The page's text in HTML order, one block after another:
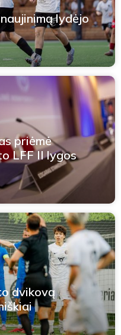
lydėjo
priėmė
LFF II lygos
dvikovą